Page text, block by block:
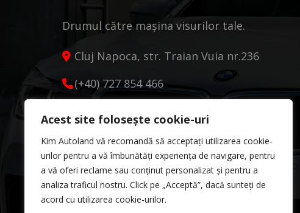
Acest site folosește cookie-uri
Kim Autoland vă recomandă să acceptați utilizarea cookie-
urilor pentru a vă îmbunătăți experiența de navigare, pentru
a vă oferi reclame sau conținut personalizat și pentru a
analiza traficul nostru. Click pe „Acceptă”, dacă sunteți de
acord cu utilizarea cookie-urilor.
Drumul către mașina visurilor tale.
Cluj Napoca, str. Traian Vuia nr.236
(+40) 727 854 466
Luni - Vineri 9:00 - 18:00
Sâmbătă 10:00 - 13:00